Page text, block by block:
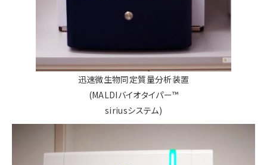
迅速微生物同定質量分析装置
(MALDIバイオタイパー™
siriusシステム)